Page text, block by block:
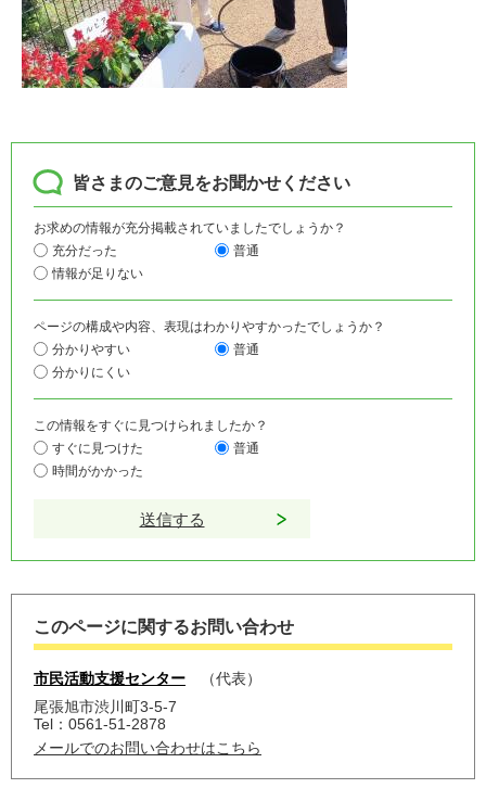
皆さまのご意見をお聞かせください
お求めの情報が充分掲載されていましたでしょうか？
充分だった
普通
情報が足りない
ページの構成や内容、表現はわかりやすかったでしょうか？
分かりやすい
普通
分かりにくい
この情報をすぐに見つけられましたか？
すぐに見つけた
普通
時間がかかった
このページに関するお問い合わせ
市民活動支援センター
代表
尾張旭市渋川町3-5-7
Tel：0561-51-2878
メールでのお問い合わせはこちら